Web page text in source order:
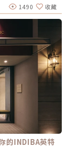
密髮量形成強烈對
現象，不必過於擔
期間，由於體內雌激
量變得特別濃密。然
孕期未掉的頭髮開始
6個月最為明顯，但
無需過度擔心。2. 壓
挑戰。加上產後頻繁
皮的油脂分泌並影響
越來越少，試著找時
不足會讓掉髮更明顯
媽在照顧寶寶的同
、鋅、蛋白質，掉髮
要時可以諮詢醫師，
數的媽媽們，都希望
速減重，但切勿依賴
雖然可能短期內看似
減重的過程中，體內
進而出現大量掉髮的
情緒，都可能促使身
媽媽若長期感到緊
重。許多新手媽媽的
焦慮。新手媽媽必
1490 收藏
的INDIBA英特